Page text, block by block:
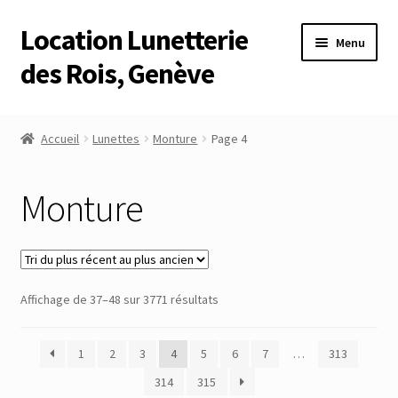
Aller
à
la
Aller
au
contenu
Location Lunetterie
des Rois, Genève
Menu
Commande
Compte
Compte
Connexion
Accueil Lunettes Monture Page 4
Monture
Affichage de 37–48 sur 3771 résultatsTrié
récent
1 2 3 4 5 6 7 …
313
314
315